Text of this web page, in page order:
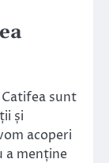
sunt
și
acoperi
a menține